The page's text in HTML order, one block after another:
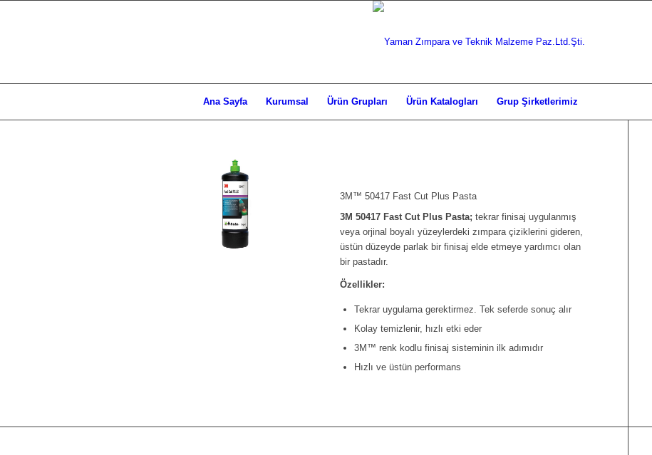
Ana Sayfa Kurumsal Ürün Grupları Ürün Katalogları Grup Şirketlerimiz
3M™ 50417 Fast Cut Plus Pasta
3M 50417 Fast Cut Plus Pasta; tekrar finisaj uygulanmış
veya orjinal boyalı yüzeylerdeki zımpara çiziklerini gideren,
üstün düzeyde parlak bir finisaj elde etmeye yardımcı olan
bir pastadır.
Özellikler:
Tekrar uygulama gerektirmez. Tek seferde sonuç alır
Kolay temizlenir, hızlı etki eder
3M™ renk kodlu finisaj sisteminin ilk adımıdır
Hızlı ve üstün performans